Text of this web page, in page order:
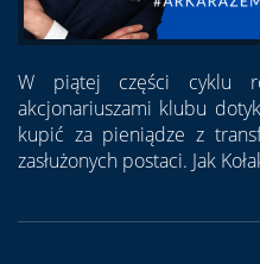
W piątej części cyklu
akcjonariuszami klubu
kupić za pieniądze z
zasłużonych postaci. Jak